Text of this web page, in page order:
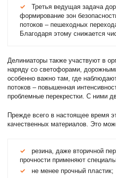
Третья ведущая задача
формирование зон
потоков – пешеходных
Благодаря этому снижается
Делиниаторы также участвуют в
наряду со светофорами,
особенно важно там, где
потоков – повышенная
проблемные перекрестки. С ними
Прежде всего в настоящее время
качественных материалов. Это
резина, даже вторичной
прочности применяют
не менее прочный пластик;